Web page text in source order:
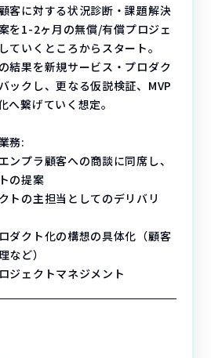
客に対する状況診断・課題解決
を1-2ヶ月の無償/有償プロジェ
ていくところからスタート。
結果を新規サービス・プロダク
ックし、更なる仮説検証、MVP
へ繋げていく想定。
務:
ンプラ顧客への商談に同席し、
の提案
トの主担当としてのデリバリ
ダクト化の構想の具体化（顧客
など）
ジェクトマネジメント